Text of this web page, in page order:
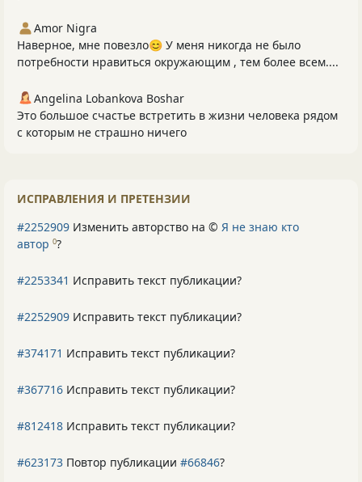
Amor Nigra
Наверное, мне повезло😊 У меня никогда не было
потребности нравиться окружающим , тем более всем....
Angelina Lobankova Boshar
Это большое счастье встретить в жизни человека рядом
с которым не страшно ничего
ИСПРАВЛЕНИЯ И ПРЕТЕНЗИИ
#2252909 Изменить авторство на © Я не знаю кто
автор 0?
#2253341 Исправить текст публикации?
#2252909 Исправить текст публикации?
#374171 Исправить текст публикации?
#367716 Исправить текст публикации?
#812418 Исправить текст публикации?
#623173 Повтор публикации #66846?